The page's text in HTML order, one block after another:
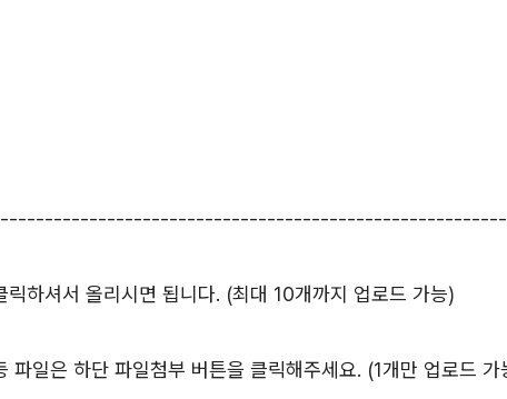
하셔서 올리시면 됩니다. (최대 10개까지 업로드 가능)
일은 하단 파일첨부 버튼을 클릭해주세요. (1개만 업로드 가